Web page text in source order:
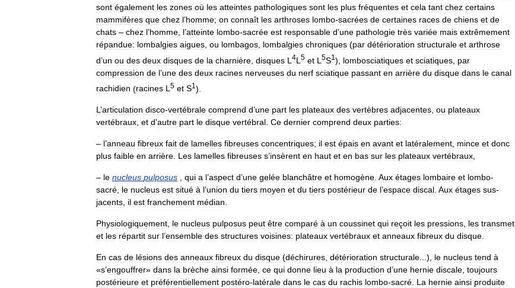
sont également les zones où les atteintes pathologiques sont les plus fréquentes et cela tant chez certains
mammifères que chez l’homme; on connaît les arthroses lombo-sacrées de certaines races de chiens et de
chats – chez l’homme l’atteinte lombo-sacrée est responsable d’une pathologie très variée mais extrêmement
répandue: lombalgies aigues ou lombagos lombalgies chroniques (par détérioration structurale et arthrose
d’un ou des deux disques de la charnière disques L 4L 5 et L 5S1 ), lombosciatiques et sciatiques par
compression de l’une des deux racines nerveuses du nerf sciatique passant en arrière du disque dans le canal
rachidien (racines L5 et S1 ).
L’articulation disco-vertébrale comprend d’une part les plateaux des vertèbres adjacentes, ou plateaux
vertébraux, et d’autre part le disque vertébral. Ce dernier comprend deux parties:
– l’anneau fibreux fait de lamelles fibreuses concentriques; il est épais en avant et latéralement, mince et donc
plus faible en arrière. Les lamelles fibreuses s’insèrent en haut et en bas sur les plateaux vertébraux,
– le nucleus pulposus , qui a l’aspect d’une gelée blanchâtre et homogène. Aux étages lombaire et lombo-
sacré, le nucleus est situé à l’union du tiers moyen et du tiers postérieur de l’espace discal. Aux étages sus-
jacents, il est franchement médian.
Physiologiquement, le nucleus pulposus peut être comparé à un coussinet qui reçoit les pressions, les transmet
et les répartit sur l’ensemble des structures voisines: plateaux vertébraux et anneaux fibreux du disque.
En cas de lésions des anneaux fibreux du disque (déchirures, détérioration structurale...), le nucleus tend à
«s’engouffrer» dans la brèche ainsi formée, ce qui donne lieu à la production d’une hernie discale, toujours
postérieure et préférentiellement postéro-latérale dans le cas du rachis lombo-sacré. La hernie ainsi produite